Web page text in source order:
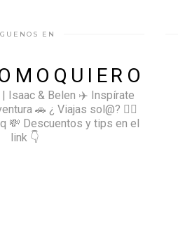
EN
Isaac & Belen ✈️ Inspírate
🚗 ¿ Viajas sol@? 👉🏻
💸 Descuentos y tips en el
link 👇